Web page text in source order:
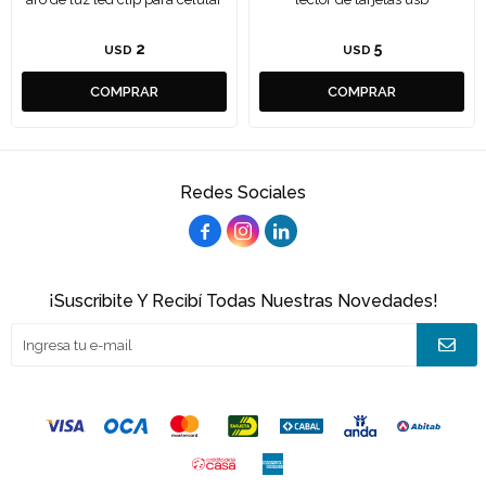
USD 2 USD 5
Redes Sociales
  
¡Suscribite Y Recibí Todas Nuestras Novedades!